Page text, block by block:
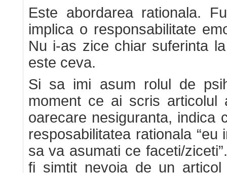
Este abordarea rationala.
implica o responsabilitate
Nu i-as zice chiar suferinta
este ceva.
Si sa imi asum rolul de
moment ce ai scris
oarecare nesiguranta, indica
resposabilitatea rationala
sa va asumati ce faceti/
fi simtit nevoia de un